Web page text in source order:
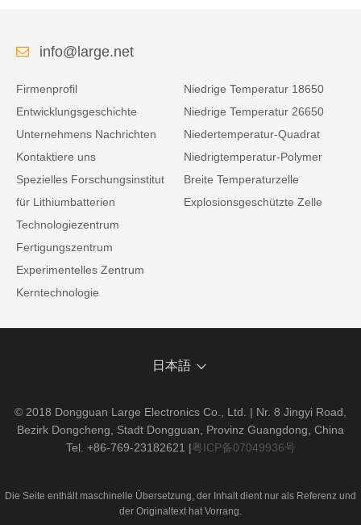
info@large.net
Firmenprofil
Entwicklungsgeschichte
Unternehmens Nachrichten
Kontaktiere uns
Spezielles Forschungsinstitut
für Lithiumbatterien
Technologiezentrum
Fertigungszentrum
Experimentelles Zentrum
Kerntechnologie
Niedrige Temperatur 18650
Niedrige Temperatur 26650
Niedertemperatur-Quadrat
Niedrigtemperatur-Polymer
Breite Temperaturzelle
Explosionsgeschützte Zelle
日本語
© 2018 Dongguan Large Electronics Co., Ltd. | Nr. 8 Jingyi Road,
Bezirk Dongcheng, Stadt Dongguan, Provinz Guangdong, China
Tel. +86-769-23182621 |粤ICP备07049936号
Die Seite enthält maschinelle Übersetzung, der Inhalt dient nur als Referenz und
der Originaltext hat Vorrang.